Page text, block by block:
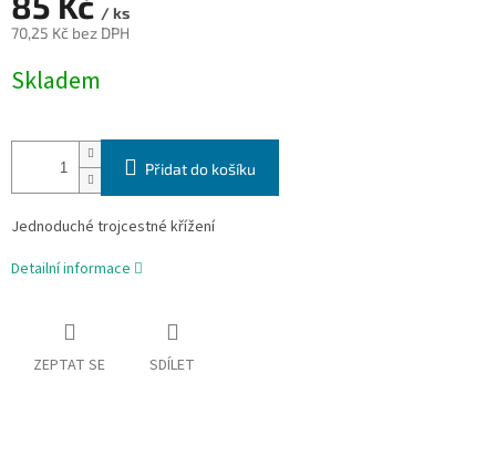
/ ks
70,25 Kč bez DPH
cena:
Skladem
Přidat do košíku
Jednoduché trojcestné křížení
Detailní informace
ZEPTAT SE SDÍLET